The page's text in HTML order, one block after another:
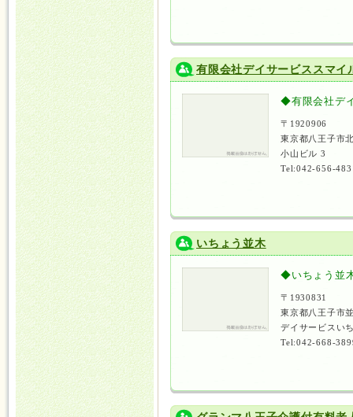
有限会社デイサービススマイ
◆有限会社デ
〒1920906
東京都八王子市
小山ビル 3
Tel:042-656-
いちょう並木
◆いちょう並
〒1930831
東京都八王子市
デイサービスい
Tel:042-668-